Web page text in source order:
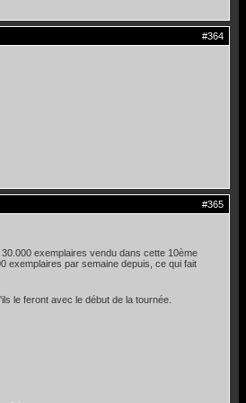
#364
#365
exemplaires vendu dans cette 10ème
exemplaires par semaine depuis, ce qui fait
le feront avec le début de la tournée.